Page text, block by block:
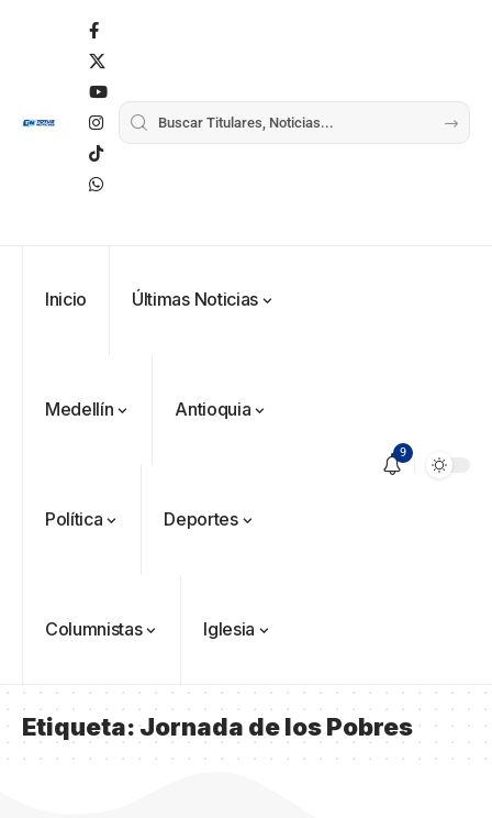
Inicio Últimas Noticias
Medellín Antioquia
Política Deportes
Columnistas Iglesia
9
Etiqueta:Jornada de los Pobres